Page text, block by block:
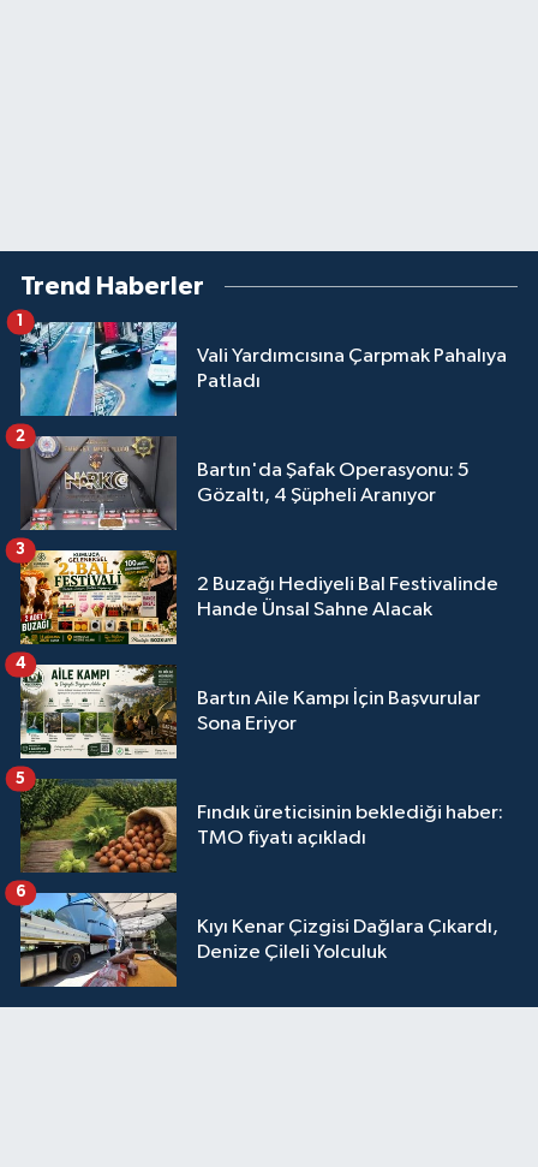
Trend Haberler
Vali Yardımcısına Çarpmak Pahalıya
Patladı
1
Bartın'da Şafak Operasyonu: 5
Gözaltı, 4 Şüpheli Aranıyor
2
2 Buzağı Hediyeli Bal Festivalinde
Hande Ünsal Sahne Alacak
3
Bartın Aile Kampı İçin Başvurular
Sona Eriyor
4
Fındık üreticisinin beklediği haber:
TMO fiyatı açıkladı
5
Kıyı Kenar Çizgisi Dağlara Çıkardı,
Denize Çileli Yolculuk
6